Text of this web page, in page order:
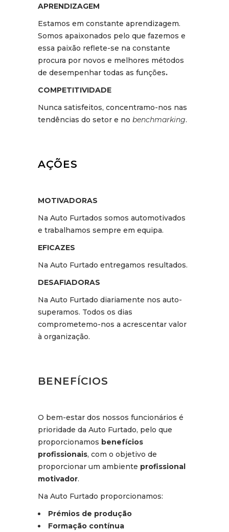
APRENDIZAGEM
Estamos em constante aprendizagem.
Somos apaixonados pelo que fazemos e
essa paixão reflete-se na constante
procura por novos e melhores métodos
de desempenhar todas as funções.
COMPETITIVIDADE
Nunca satisfeitos, concentramo-nos nas
tendências do setor e no benchmarking.
AÇÕES
MOTIVADORAS
Na Auto Furtados somos automotivados
e trabalhamos sempre em equipa.
EFICAZES
Na Auto Furtado entregamos resultados.
DESAFIADORAS
Na Auto Furtado diariamente nos auto-
superamos. Todos os dias
comprometemo-nos a acrescentar valor
à organização.
BENEFÍCIOS
O bem-estar dos nossos funcionários é
prioridade da Auto Furtado, pelo que
proporcionamos benefícios
profissionais, com o objetivo de
proporcionar um ambiente profissional
motivador.
Na Auto Furtado proporcionamos:
Prémios de produção
Formação contínua